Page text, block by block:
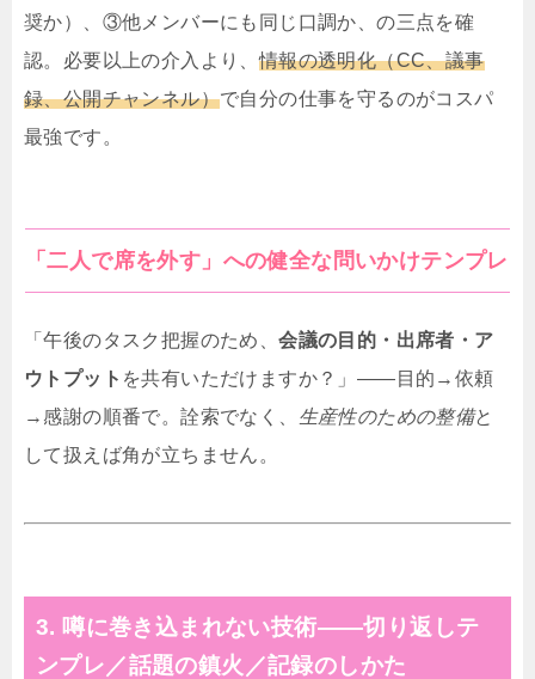
奨か）、③他メンバーにも同じ口調か、の三点を確
認。必要以上の介入より、情報の透明化（CC、議事
録、公開チャンネル）で自分の仕事を守るのがコスパ
最強です。
「二人で席を外す」への健全な問いかけテンプレ
「午後のタスク把握のため、会議の目的・出席者・ア
ウトプット を共有いただけますか？」——目的→依頼
→感謝の順番で。詮索でなく、 生産性のための整備と
して扱えば角が立ちません。
3. 噂に巻き込まれない技術——切り返しテ
ンプレ／話題の鎮火／記録のしかた